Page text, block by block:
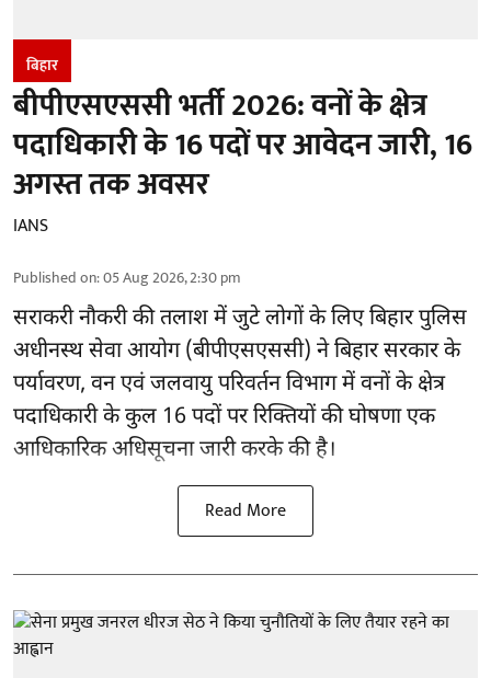
बिहार
बीपीएसएससी भर्ती 2026: वनों के क्षेत्र
पदाधिकारी के 16 पदों पर आवेदन जारी, 16
अगस्त तक अवसर
IANS
Published on:05 Aug 2026, 2:30 pm
सराकरी नौकरी की तलाश में जुटे लोगों के लिए बिहार पुलिस
अधीनस्थ सेवा आयोग (बीपीएसएससी) ने बिहार सरकार के
पर्यावरण, वन एवं जलवायु परिवर्तन विभाग में वनों के क्षेत्र
पदाधिकारी के कुल 16 पदों पर रिक्तियों की घोषणाएक
आधिकारिक अधिसूचना जारी करके की है।
Read More